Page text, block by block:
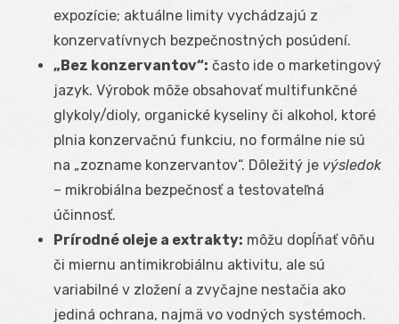
expozície; aktuálne limity vychádzajú z
konzervatívnych bezpečnostných posúdení.
„Bez konzervantov“: často ide o marketingový
jazyk. Výrobok môže obsahovať multifunkčné
glykoly/dioly, organické kyseliny či alkohol, ktoré
plnia konzervačnú funkciu, no formálne nie sú
na „zozname konzervantov“. Dôležitý je výsledok
– mikrobiálna bezpečnosť a testovateľná
účinnosť.
Prírodné oleje a extrakty: môžu dopĺňať vôňu
či miernu antimikrobiálnu aktivitu, ale sú
variabilné v zložení a zvyčajne nestačia ako
jediná ochrana, najmä vo vodných systémoch.